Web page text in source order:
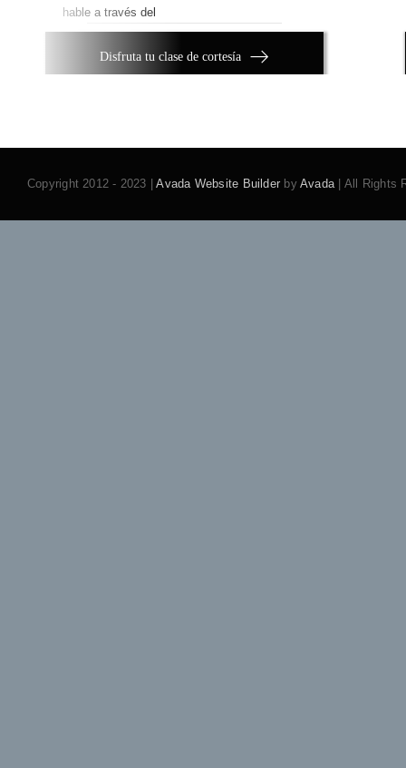
hable a través del
Disfruta tu clase de cortesía
Copyright 2012 - 2023 |Avada Website Builder byAvada| All Rights